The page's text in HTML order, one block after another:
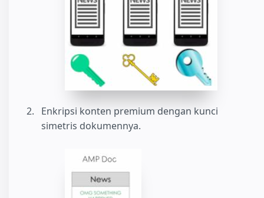
Enkripsi konten premium dengan kunci
simetris dokumennya.